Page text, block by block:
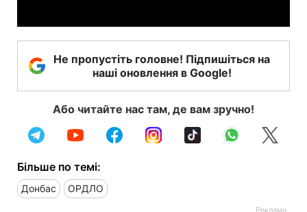
Не пропустіть головне! Підпишіться на
наші оновлення в Google!
Або читайте нас там, де вам зручно!
Більше по темі:
Донбас ОРДЛО